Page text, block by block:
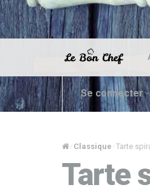
Se connecter
/ Classique / Tarte
Tarte